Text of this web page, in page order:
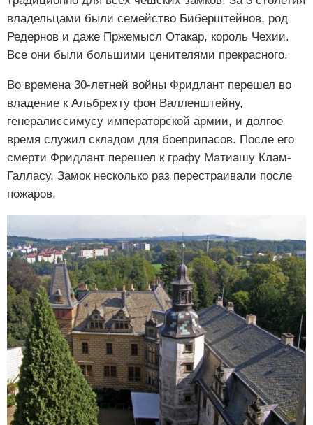
владельцами были семейство Биберштейнов, род
Редернов и даже Пржемысл Отакар, король Чехии.
Все они были большими ценителями прекрасного.
Во времена 30-летней войны Фридлант перешел во
владение к Альбрехту фон Валленштейну,
генералиссимусу императорской армии, и долгое
время служил складом для боеприпасов. После его
смерти Фридлант перешел к графу Матиашу Клам-
Галласу. Замок несколько раз перестраивали после
пожаров.